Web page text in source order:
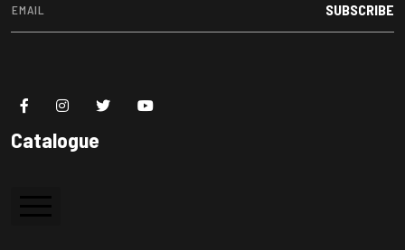
SUBSCRIBE
Catalogue